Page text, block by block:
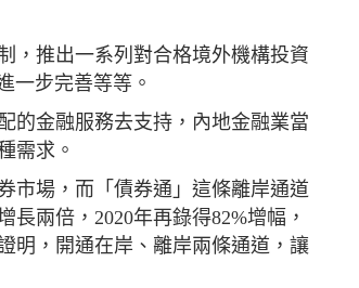
，推出一系列對合格境外機構投資
一步完善等等。
的金融服務去支持，內地金融業當
需求。
市場，而「債券通」這條離岸通道
兩倍，2020年再錄得82%增幅，
明，開通在岸、離岸兩條通道，讓